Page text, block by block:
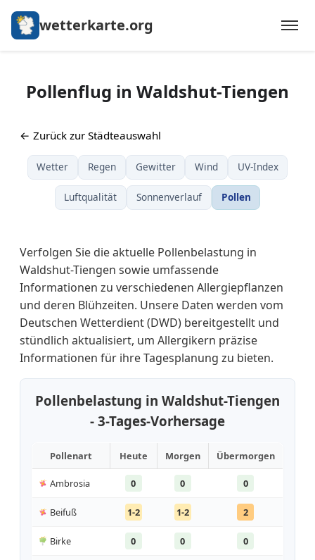
wetterkarte.org
Pollenflug in Waldshut-Tiengen
← Zurück zur Städteauswahl
Wetter Regen Gewitter Wind UV-Index
Luftqualität Sonnenverlauf Pollen
Verfolgen Sie die aktuelle Pollenbelastung in
Waldshut-Tiengen sowie umfassende
Informationen zu verschiedenen Allergiepflanzen
und deren Blühzeiten. Unsere Daten werden vom
Deutschen Wetterdient (DWD) bereitgestellt und
stündlich aktualisiert, um Allergikern präzise
Informationen für ihre Tagesplanung zu bieten.
Pollenbelastung in Waldshut-Tiengen
- 3-Tages-Vorhersage
Pollenart Heute Morgen Übermorgen
Ambrosia 0 0 0
Beifuß 1-2 1-2 2
Birke 0 0 0